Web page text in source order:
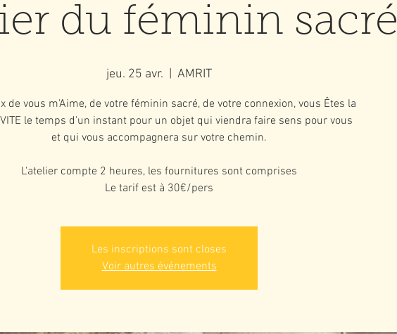
du féminin sacré
jeu. 25 avr. AMRIT
de vous m'Aime, de votre féminin sacré, de votre connexion, vous Êtes la
le temps d'un instant pour un objet qui viendra faire sens pour vous
et qui vous accompagnera sur votre chemin.
L'atelier compte 2 heures, les fournitures sont comprises
Le tarif est à 30€/pers
Les inscriptions sont closes
Voir autres événements